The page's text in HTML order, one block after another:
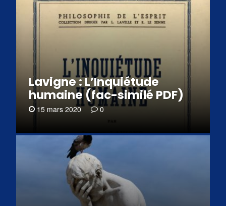
Lavigne : L’Inquiétude
humaine (fac-similé PDF)
15 mars 2020 0